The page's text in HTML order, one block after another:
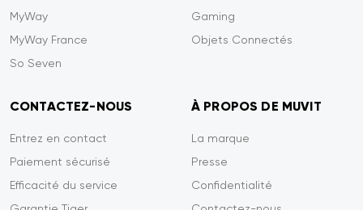
MyWay
MyWay France
So Seven
Gaming
Objets Connectés
CONTACTEZ-NOUS
Entrez en contact
Paiement sécurisé
Efficacité du service
À PROPOS DE MUVIT
La marque
Presse
Confidentialité